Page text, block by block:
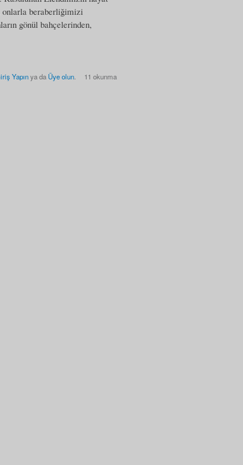
onlarla beraberliğimizi
gönül bahçelerinden,
Yapınya da Üye olun. 11 okunma